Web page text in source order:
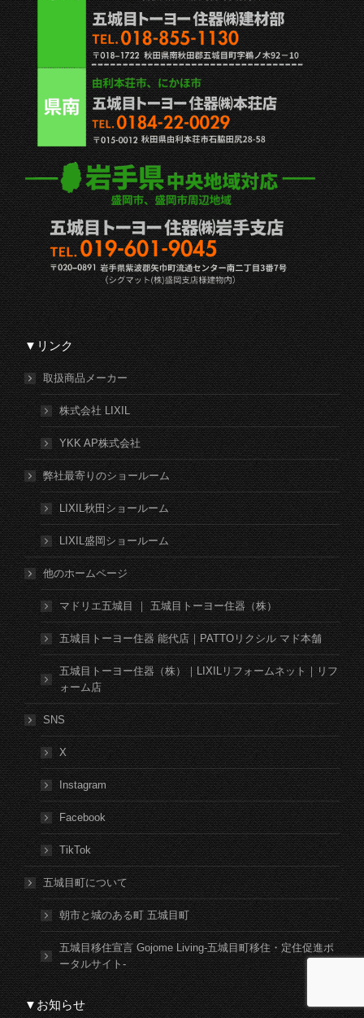
▼リンク
取扱商品メーカー
株式会社 LIXIL
YKK AP株式会社
弊社最寄りのショールーム
LIXIL秋田ショールーム
LIXIL盛岡ショールーム
他のホームページ
マドリエ五城目 ｜ 五城目トーヨー住器（株）
五城目トーヨー住器 能代店｜PATTOリクシル マド本舗
五城目トーヨー住器（株）｜LIXILリフォームネット｜リフ
ォーム店
SNS
X
Instagram
Facebook
TikTok
五城目町について
朝市と城のある町 五城目町
五城目移住宣言 Gojome Living-五城目町移住・定住促進ポ
ータルサイト-
▼お知らせ